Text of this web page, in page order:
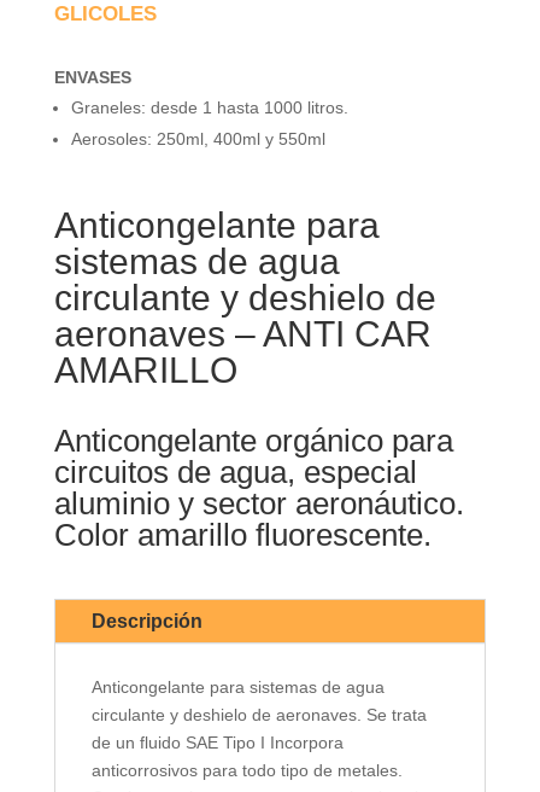
GLICOLES
ENVASES
Graneles: desde 1 hasta 1000 litros.
Aerosoles: 250ml, 400ml y 550ml
Anticongelante para
sistemas de agua
circulante y deshielo de
aeronaves – ANTI CAR
AMARILLO
Anticongelante orgánico para
circuitos de agua, especial
aluminio y sector aeronáutico.
Color amarillo fluorescente.
Descripción
Anticongelante para sistemas de agua
circulante y deshielo de aeronaves. Se trata
de un fluido SAE Tipo I Incorpora
anticorrosivos para todo tipo de metales.